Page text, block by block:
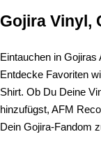
Gojira Vinyl,
Eintauchen in Gojiras
Entdecke Favoriten
Shirt. Ob Du Deine
hinzufügst, AFM
Dein Gojira-Fandom